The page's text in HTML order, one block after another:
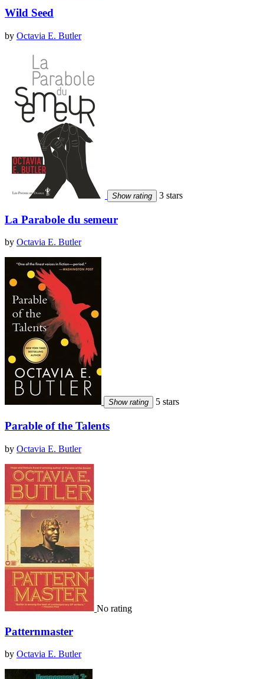
Wild Seed
by Octavia E. Butler
Show rating 3 stars
La Parabole du semeur
by Octavia E. Butler
Show rating 5 stars
Parable of the Talents
by Octavia E. Butler
No rating
Patternmaster
by Octavia E. Butler